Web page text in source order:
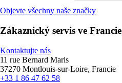
Objevte všechny naše značky
Zákaznický servis ve Francie
Kontaktujte nás
11 rue Bernard Maris
37270 Montlouis-sur-Loire, Francie
+33 1 86 47 62 58